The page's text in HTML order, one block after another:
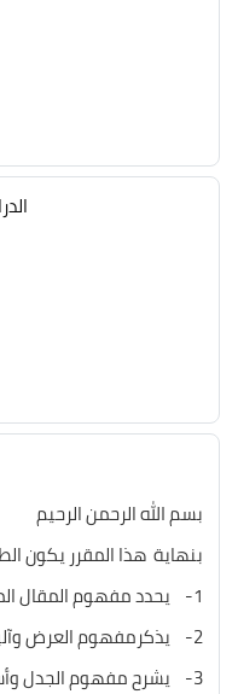
بسم الله الرحمن الرحيم
بنهاية هذا المقرر يكون
1- يحدد مفهوم المقال الموضوعي
2- يذكرمفهوم العرض وآلياته.
3- يشرح مفهوم الجدل وأساليبه.